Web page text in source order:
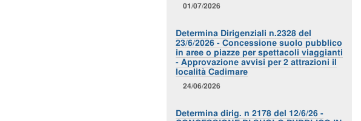
01/07/2026
Determina Dirigenziali n.2328 del
23/6/2026 - Concessione suolo pubblico
in aree o piazze per spettacoli viaggianti
- Approvazione avvisi per 2 attrazioni il
località Cadimare
24/06/2026
Determina dirig. n 2178 del 12/6/26 -